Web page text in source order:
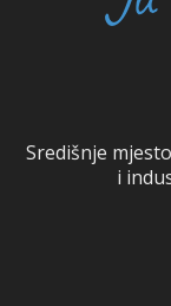
Središnje
i